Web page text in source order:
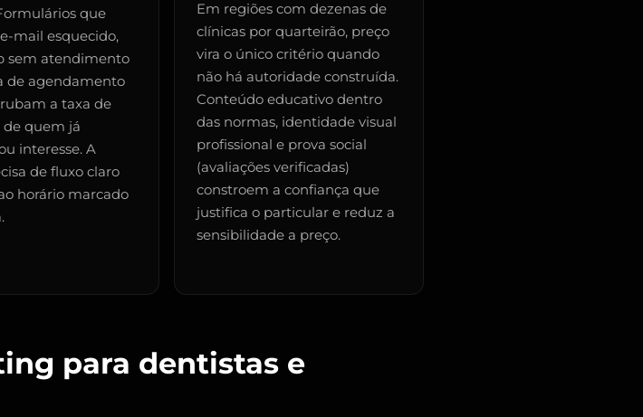
que
mail esquecido,
sem atendimento
de agendamento
a taxa de
de quem já
interesse. A
de fluxo claro
horário marcado
Em regiões com dezenas de
clínicas por quarteirão, preço
vira o único critério quando
não há autoridade construída.
Conteúdo educativo dentro
das normas, identidade visual
profissional e prova social
(avaliações verificadas)
constroem a confiança que
justifica o particular e reduz a
sensibilidade a preço.
para dentistas e